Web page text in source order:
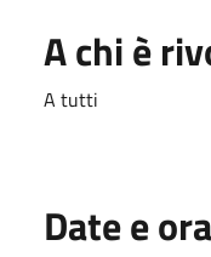
A chi è
A tutti
Date e